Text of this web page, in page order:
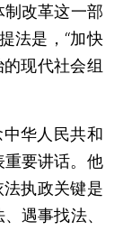
制改革这一部
法是，“加快
现代社会组
华人民共和
要讲话。他
执政关键是
遇事找法、